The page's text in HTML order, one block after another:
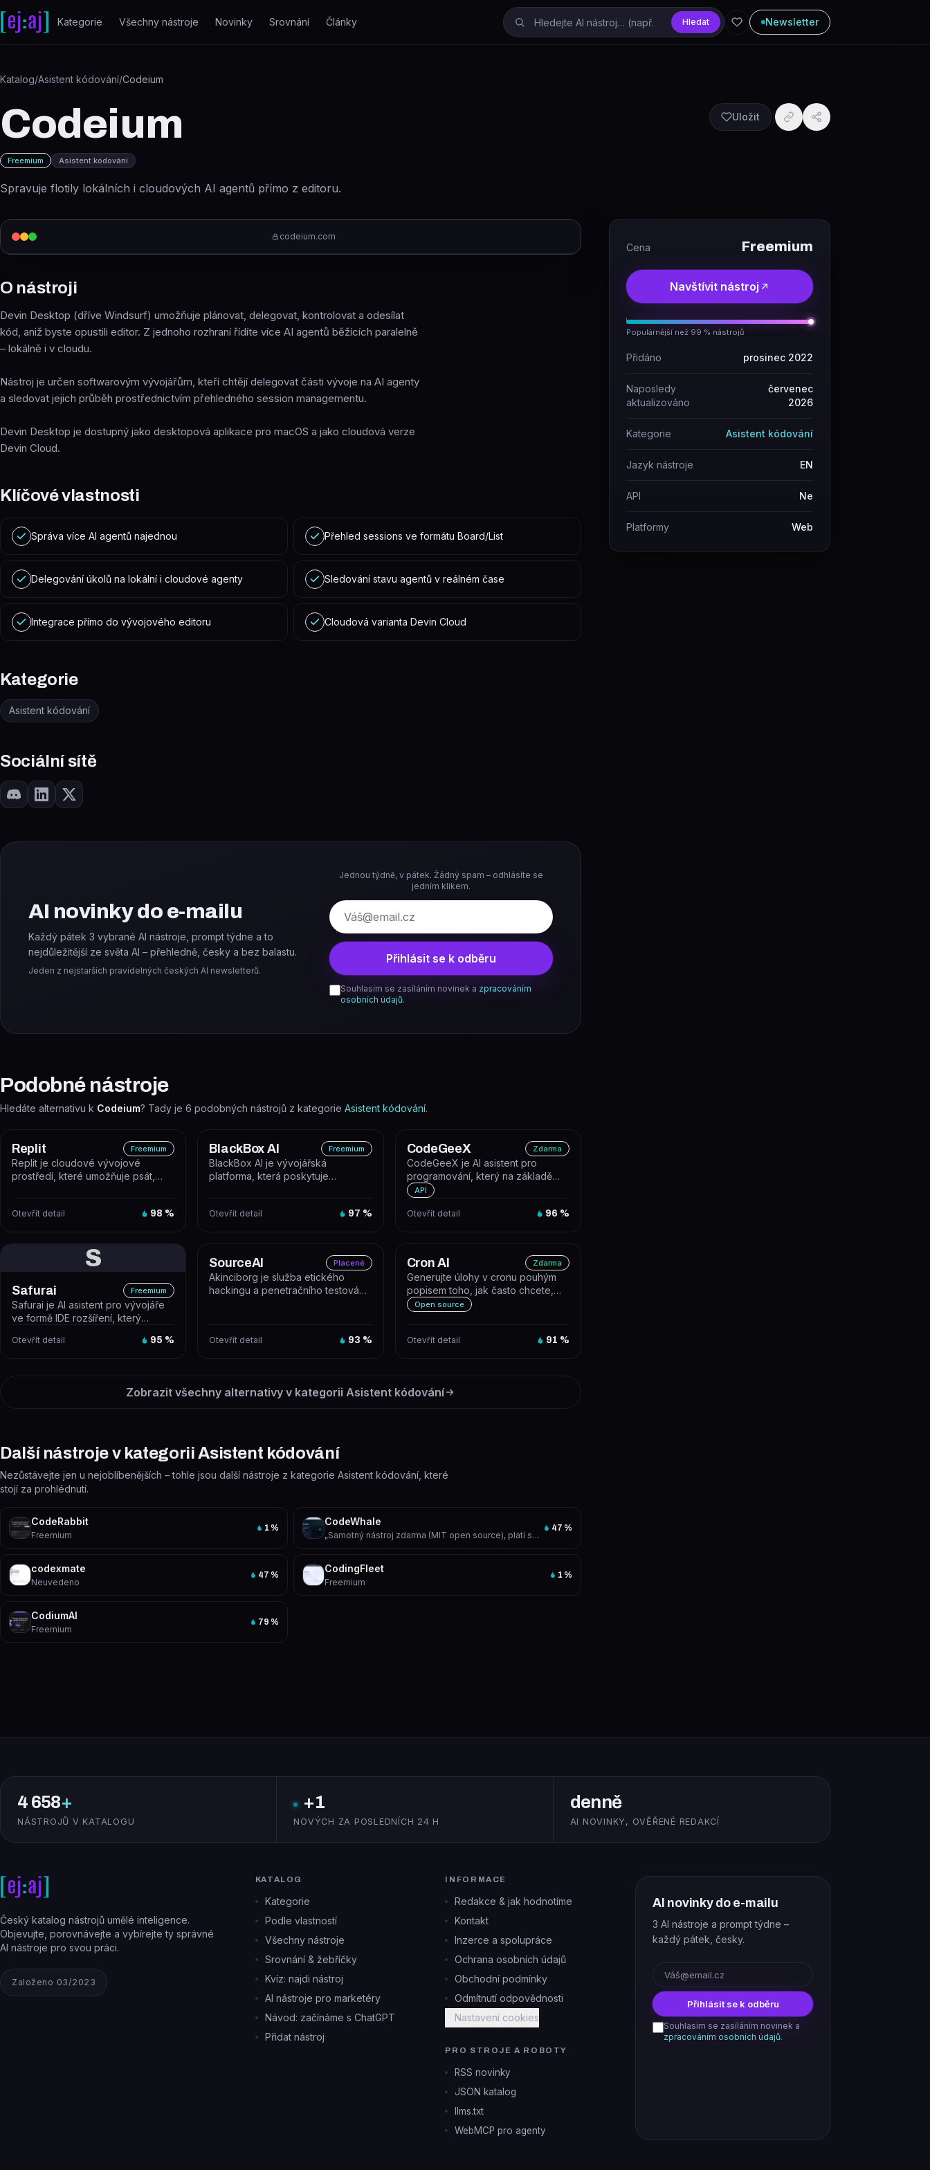
Přeskočit na obsah
Kategorie Všechny nástroje Novinky Srovnání Články Hledat Newsletter
Katalog/Asistent kódování/Codeium
Codeium
Freemium Asistent kódování
Spravuje flotily lokálních i cloudových AI agentů přímo z editoru.
Uložit
codeium.com
O nástroji
Devin Desktop (dříve Windsurf) umožňuje plánovat, delegovat, kontrolovat a odesílat
kód, aniž byste opustili editor. Z jednoho rozhraní řídíte více AI agentů běžících paralelně
– lokálně i v cloudu.
Nástroj je určen softwarovým vývojářům, kteří chtějí delegovat části vývoje na AI agenty
a sledovat jejich průběh prostřednictvím přehledného session managementu.
Devin Desktop je dostupný jako desktopová aplikace pro macOS a jako cloudová verze
Devin Cloud.
Klíčové vlastnosti
Správa více AI agentů najednou Přehled sessions ve formátu Board/List
Delegování úkolů na lokální i cloudové agenty Sledování stavu agentů v reálném čase
Integrace přímo do vývojového editoru Cloudová varianta Devin Cloud
Kategorie
Asistent kódování
Sociální sítě
AI novinky do e-mailu
Každý pátek 3 vybrané AI nástroje, prompt týdne a to
nejdůležitější ze světa AI – přehledně, česky a bez balastu.
Jeden z nejstarších pravidelných českých AI newsletterů.
Jednou týdně, v pátek. Žádný spam – odhlásíte se
jedním klikem.
E-mail
Přihlásit se k odběru
Souhlasím se zasíláním novinek a zpracováním
osobních údajů.
Podobné nástroje
Hledáte alternativu k Codeium? Tady je 6 podobných nástrojů z kategorie Asistent kódování.
Replit Freemium
Replit je cloudové vývojové
prostředí, které umožňuje psát,
Otevřít detail 98 %
BlackBox AI Freemium
BlackBox AI je vývojářská
platforma, která poskytuje
Otevřít detail 97 %
CodeGeeX Zdarma
CodeGeeX je AI asistent pro
programování, který na základě
textového dotazu generuje
API
Otevřít detail 96 %
S
Safurai Freemium
Safurai je AI asistent pro vývojáře
ve formě IDE rozšíření, který
Otevřít detail 95 %
SourceAI Placené
Akinciborg je služba etického
hackingu a penetračního testování
Otevřít detail 93 %
Cron AI Zdarma
Generujte úlohy v cronu pouhým
popisem toho, jak často chcete,
aby se spouštěly.
Open source
Otevřít detail 91 %
Zobrazit všechny alternativy v kategorii Asistent kódování
Další nástroje v kategorii Asistent kódování
Nezůstávejte jen u nejoblíbenějších – tohle jsou další nástroje z kategorie Asistent kódování, které
stojí za prohlédnutí.
CodeRabbit
Freemium
1 %
CodeWhale
„Samotný nástroj zdarma (MIT open source), platí se pouze za připojený model podle poskytovatele“
47 %
codexmate
Neuvedeno
47 %
CodingFleet
Freemium
1 %
CodiumAI
Freemium
79 %
Cena Freemium
Navštívit nástroj
Populárnější než 99 % nástrojů
Přidáno prosinec 2022
Naposledy
aktualizováno
červenec
2026
Kategorie Asistent kódování
Jazyk nástroje EN
API Ne
Platformy Web
4 658+
NÁSTROJŮ V KATALOGU
+1
NOVÝCH ZA POSLEDNÍCH 24 H
denně
AI NOVINKY, OVĚŘENÉ REDAKCÍ
Český katalog nástrojů umělé inteligence.
Objevujte, porovnávejte a vybírejte ty správné
AI nástroje pro svou práci.
Založeno 03/2023
KATALOG
Kategorie
Podle vlastností
Všechny nástroje
Srovnání & žebříčky
Kvíz: najdi nástroj
AI nástroje pro marketéry
Návod: začínáme s ChatGPT
Přidat nástroj
INFORMACE
Redakce & jak hodnotíme
Kontakt
Inzerce a spolupráce
Ochrana osobních údajů
Obchodní podmínky
Odmítnutí odpovědnosti
Nastavení cookies
PRO STROJE A ROBOTY
RSS novinky
JSON katalog
llms.txt
WebMCP pro agenty
AI novinky do e-mailu
3 AI nástroje a prompt týdne –
každý pátek, česky.
Přihlásit se k odběru
Souhlasím se zasíláním novinek a
zpracováním osobních údajů.